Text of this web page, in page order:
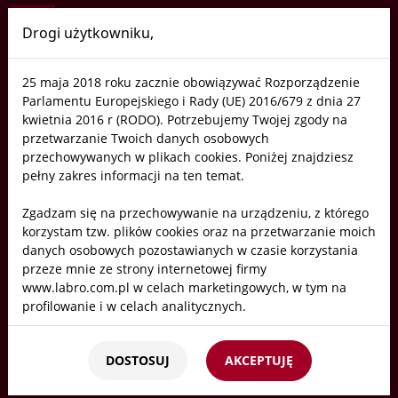
Labro
Polityka prywatności
Start / Prywatność
Drogi użytkowniku,
25 maja 2018 roku zacznie obowiązywać Rozporządzenie
Parlamentu Europejskiego i Rady (UE) 2016/679 z dnia 27
kwietnia 2016 r (RODO). Potrzebujemy Twojej zgody na
przetwarzanie Twoich danych osobowych
przechowywanych w plikach cookies. Poniżej znajdziesz
pełny zakres informacji na ten temat.
Zgadzam się na przechowywanie na urządzeniu, z którego
korzystam tzw. plików cookies oraz na przetwarzanie moich
danych osobowych pozostawianych w czasie korzystania
przeze mnie ze strony internetowej firmy
www.labro.com.pl w celach marketingowych, w tym na
profilowanie i w celach analitycznych.
Kto będzie administratorem Twoich danych?
Administratorami Twoich danych będziemy my: Firma
Labro Technologie sp.z o.o.sp.k. z siedzibą w Krakowie ul.
DOSTOSUJ AKCEPTUJĘ